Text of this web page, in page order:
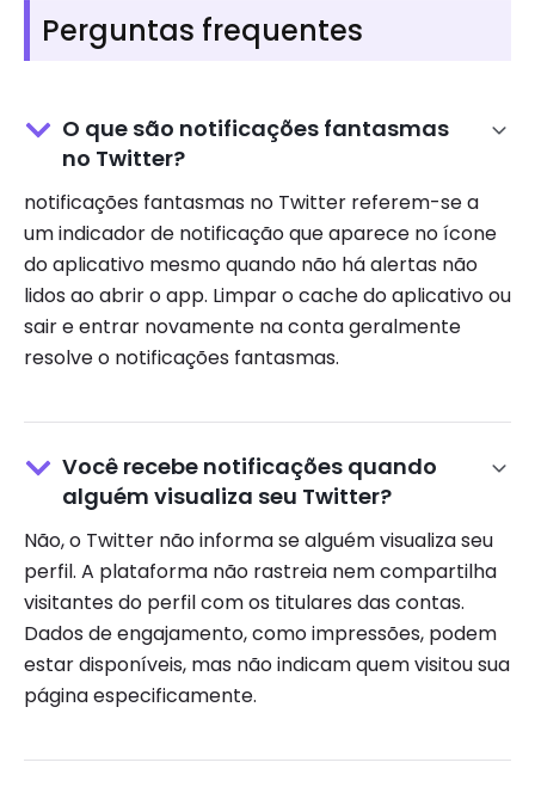
Perguntas frequentes
O que são notificações fantasmas
no Twitter?
notificações fantasmas no Twitter referem-se a
um indicador de notificação que aparece no ícone
do aplicativo mesmo quando não há alertas não
lidos ao abrir o app. Limpar o cache do aplicativo ou
sair e entrar novamente na conta geralmente
resolve o notificações fantasmas.
Você recebe notificações quando
alguém visualiza seu Twitter?
Não, o Twitter não informa se alguém visualiza seu
perfil. A plataforma não rastreia nem compartilha
visitantes do perfil com os titulares das contas.
Dados de engajamento, como impressões, podem
estar disponíveis, mas não indicam quem visitou sua
página especificamente.